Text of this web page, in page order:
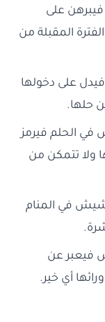
على
المقبلة من
على دخولها
حلها.
في الحلم فيرمز
ولا تتمكن من
في المنام
فيعبر عن
أي خير.